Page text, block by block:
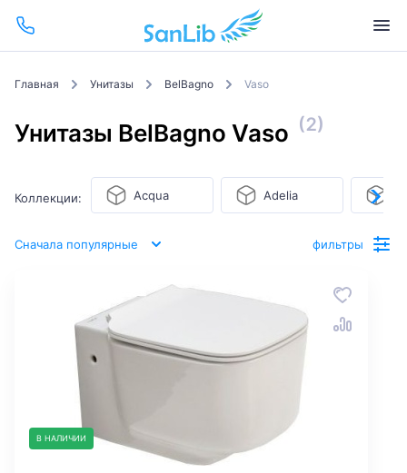
Главная Унитазы BelBagno Vaso
Унитазы BelBagno Vaso (2)
Коллекции: Acqua Adelia
Сначала популярные фильтры
В НАЛИЧИИ